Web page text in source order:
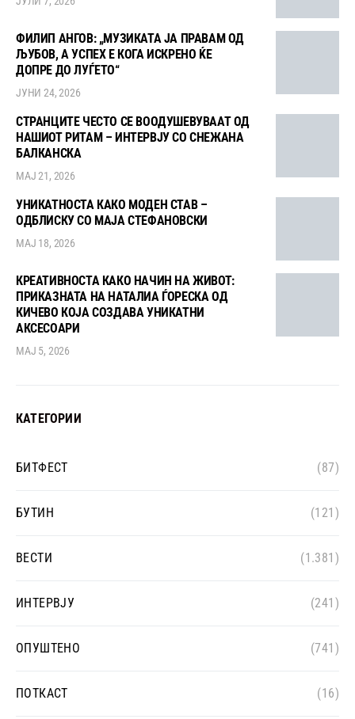
ФИЛИП АНГОВ: „МУЗИКАТА ЈА ПРАВАМ ОД
ЉУБОВ, А УСПЕХ Е КОГА ИСКРЕНО ЌЕ
ДОПРЕ ДО ЛУЃЕТО“
ЈУНИ 24, 2026
СТРАНЦИТЕ ЧЕСТО СЕ ВООДУШЕВУВААТ ОД
НАШИОТ РИТАМ – ИНТЕРВЈУ СО СНЕЖАНА
БАЛКАНСКА
МАЈ 21, 2026
УНИКАТНОСТА КАКО МОДЕН СТАВ –
ОДБЛИСКУ СО МАЈА СТЕФАНОВСКИ
МАЈ 18, 2026
КРЕАТИВНОСТА КАКО НАЧИН НА ЖИВОТ:
ПРИКАЗНАТА НА НАТАЛИА ЃОРЕСКА ОД
КИЧЕВО КОЈА СОЗДАВА УНИКАТНИ
АКСЕСОАРИ
МАЈ 5, 2026
КАТЕГОРИИ
БИТФЕСТ (87)
БУТИН (121)
ВЕСТИ (1.381)
ИНТЕРВЈУ (241)
ОПУШТЕНО (741)
ПОТКАСТ (16)